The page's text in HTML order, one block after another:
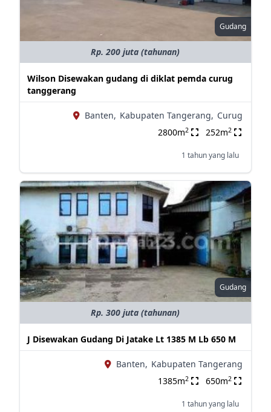
Gudang
Rp. 200 juta (tahunan)
Wilson Disewakan gudang di diklat pemda curug
tanggerang
Banten, Kabupaten Tangerang, Curug
2800m2 252m2
1 tahun yang lalu
Gudang
Rp. 300 juta (tahunan)
J Disewakan Gudang Di Jatake Lt 1385 M Lb 650 M
Banten, Kabupaten Tangerang
1385m2 650m2
1 tahun yang lalu